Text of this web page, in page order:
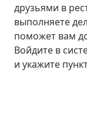
друзьями в
выполняете
поможет вам
Войдите в
и укажите